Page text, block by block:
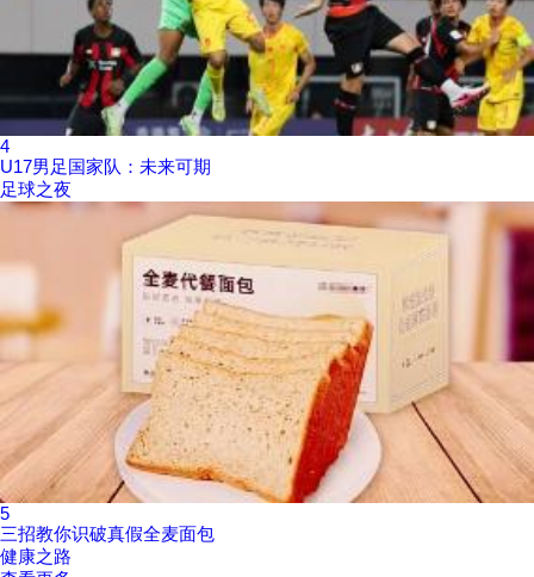
4
U17男足国家队：未来可期
足球之夜
5
三招教你识破真假全麦面包
健康之路